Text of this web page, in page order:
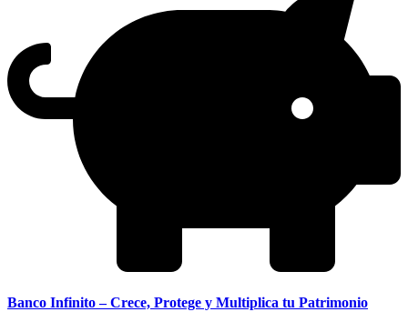
Banco Infinito – Crece, Protege y Multiplica tu Patrimonio